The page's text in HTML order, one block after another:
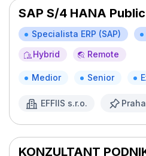
SAP S/4 HANA
Specialista ERP (SAP)
Hybrid
Remote
Medior Senior
EFFIIS s.r.o. Praha
KONZULTANT